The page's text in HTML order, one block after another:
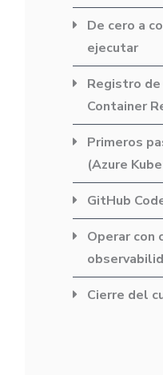
De cero a
ejecutar
Registro
Container
Primeros
(Azure
GitHub
Operar con
Cierre del